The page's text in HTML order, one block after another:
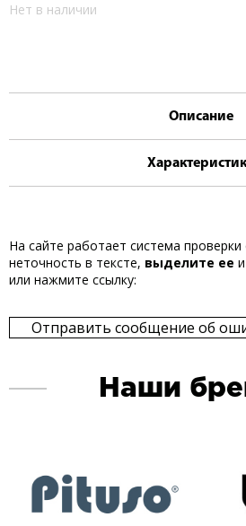
Нет в наличии
Описание
На сайте работает система
неточность в тексте, выделите ее
или нажмите ссылку:
Отправить сообщение об
Наши